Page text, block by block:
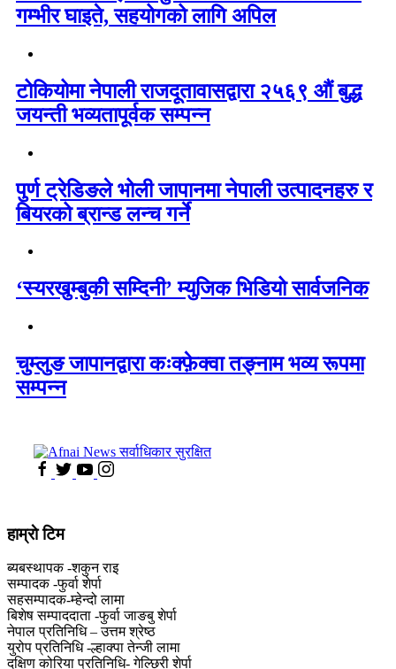
गम्भीर घाइते, सहयोगको लागि अपिल
टोकियोमा नेपाली राजदूतावासद्वारा २५६९ औं बुद्ध
जयन्ती भव्यतापूर्वक सम्पन्न
पुर्ण ट्रेडिङले भोली जापानमा नेपाली उत्पादनहरु र
बियरको ब्रान्ड लन्च गर्ने
‘स्यरखुम्बुकी सम्दिनी’ म्युजिक भिडियो सार्वजनिक
चुम्लुङ जापानद्वारा कःक्फ़ेक्वा तङ्नाम भव्य रूपमा
सम्पन्न
हाम्राे टिम
ब्यबस्थापक -शकुन राइ
सम्पादक -फुर्वा शेर्पा
सहसम्पादक-म्हेन्दो लामा
‍बिशेष सम्पाददाता -फुर्वा जा‌ङबु शेर्पा
नेपाल प्रतिनिधि – उत्तम श्रेष्ठ
युरोप प्रतिनिधि -ल्हाक्पा तेन्जी लामा
दक्षिण कोरिया प्रतिनिधि- गेल्छिरी शेर्पा